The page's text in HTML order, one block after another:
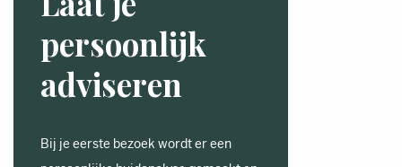
persoonlijk
adviseren
Bij je eerste bezoek wordt er een